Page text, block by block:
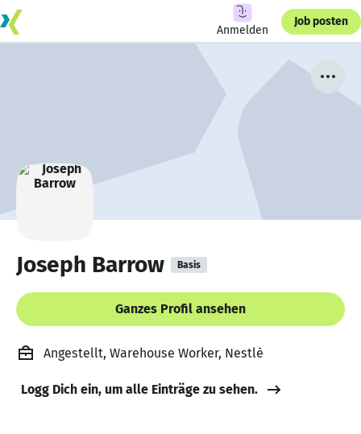
Anmelden
Job posten
Joseph Barrow Basis
Ganzes Profil ansehen
Angestellt, Warehouse Worker, Nestlè
Logg Dich ein, um alle Einträge zu sehen.